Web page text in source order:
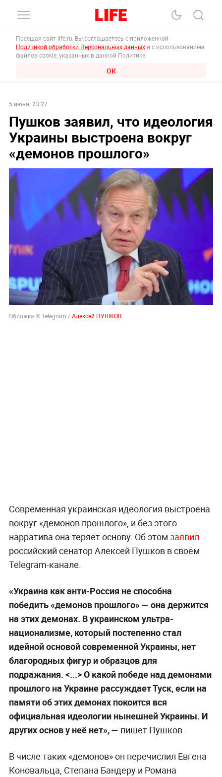
Посещая сайт life.ru, Вы соглашаетесь с приложенной
Политикой обработки Персональных данных и с использованием
файлов cookie, указанных в данной Политике.
ОК
5 июня, 23:27
Пушков заявил, что идеология
Украины выстроена вокруг
«демонов прошлого»
Обложка © Telegram /Алексей ПУШКОВ
Современная украинская идеология выстроена
вокруг «демонов прошлого», и без этого
нарратива она теряет основу. Об этом заявил
российский сенатор Алексей Пушков в своём
Telegram-канале.
«Украина как анти-Россия не способна
победить «демонов прошлого» — она держится
на этих демонах. В украинском ультра-
национализме, который постепенно стал
идейной основой современной Украины, нет
благородных фигур и образцов для
подражания. <...> О какой победе над демонами
прошлого на Украине рассуждает Туск, если на
памяти об этих демонах покоится вся
официальная идеологии нынешней Украины. И
других основ у неё нет», — пишет Пушков.
В числе таких «демонов» он перечислил Евгена
Коновальца, Степана Бандеру и Романа